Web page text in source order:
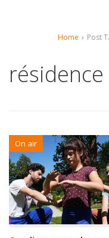
Home › Post
On air